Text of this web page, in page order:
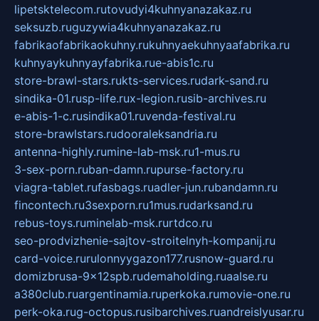
lipetsktelecom.rutovudyi4kuhnyanazakaz.ru
seksuzb.ruguzywia4kuhnyanazakaz.ru
fabrikaofabrikaokuhny.rukuhnyaekuhnyaafabrika.ru
kuhnyaykuhnyayfabrika.rue-abis1c.ru
store-brawl-stars.rukts-services.rudark-sand.ru
sindika-01.rusp-life.rux-legion.rusib-archives.ru
e-abis-1-c.rusindika01.ruvenda-festival.ru
store-brawlstars.rudooraleksandria.ru
antenna-highly.rumine-lab-msk.ru1-mus.ru
3-sex-porn.ruban-damn.rupurse-factory.ru
viagra-tablet.rufasbags.ruadler-jun.rubandamn.ru
fincontech.ru3sexporn.ru1mus.rudarksand.ru
rebus-toys.ruminelab-msk.rurtdco.ru
seo-prodvizhenie-sajtov-stroitelnyh-kompanij.ru
card-voice.rurulonnyygazon177.rusnow-guard.ru
domizbrusa-9x12spb.rudemaholding.ruaalse.ru
a380club.ruargentinamia.ruperkoka.rumovie-one.ru
perk-oka.rug-octopus.rusibarchives.ruandreislyusar.ru